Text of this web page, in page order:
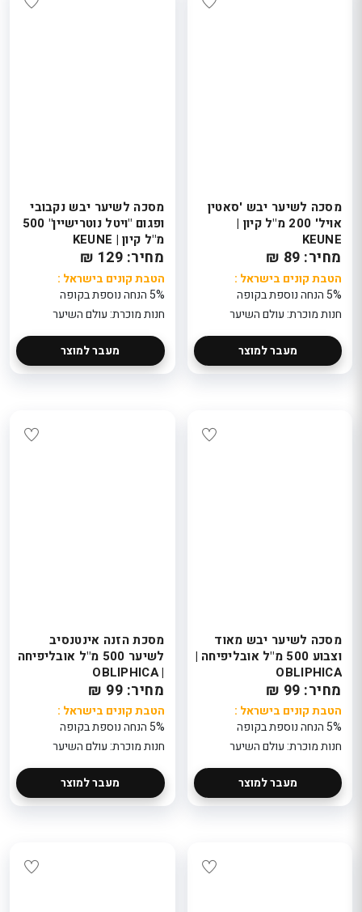
מסכה לשיער יבש 'סאטין
אויל' 200 מ"ל קיון |
KEUNE
מחיר: 89 ₪
הטבת קונים בישראל :
5% הנחה נוספת בקופה
חנות מוכרת: עולם השיער
מעבר למוצר
מסכה לשיער יבש נקבובי
ופגום "ויטל נוטרישיין" 500
מ"ל קיון | KEUNE
מחיר: 129 ₪
הטבת קונים בישראל :
5% הנחה נוספת בקופה
חנות מוכרת: עולם השיער
מעבר למוצר
מסכה לשיער יבש מאוד
וצבוע 500 מ"ל אובליפיחה |
OBLIPHICA
מחיר: 99 ₪
הטבת קונים בישראל :
5% הנחה נוספת בקופה
חנות מוכרת: עולם השיער
מעבר למוצר
מסכת הזנה אינטנסיב
לשיער 500 מ"ל אובליפיחה
| OBLIPHICA
מחיר: 99 ₪
הטבת קונים בישראל :
5% הנחה נוספת בקופה
חנות מוכרת: עולם השיער
מעבר למוצר